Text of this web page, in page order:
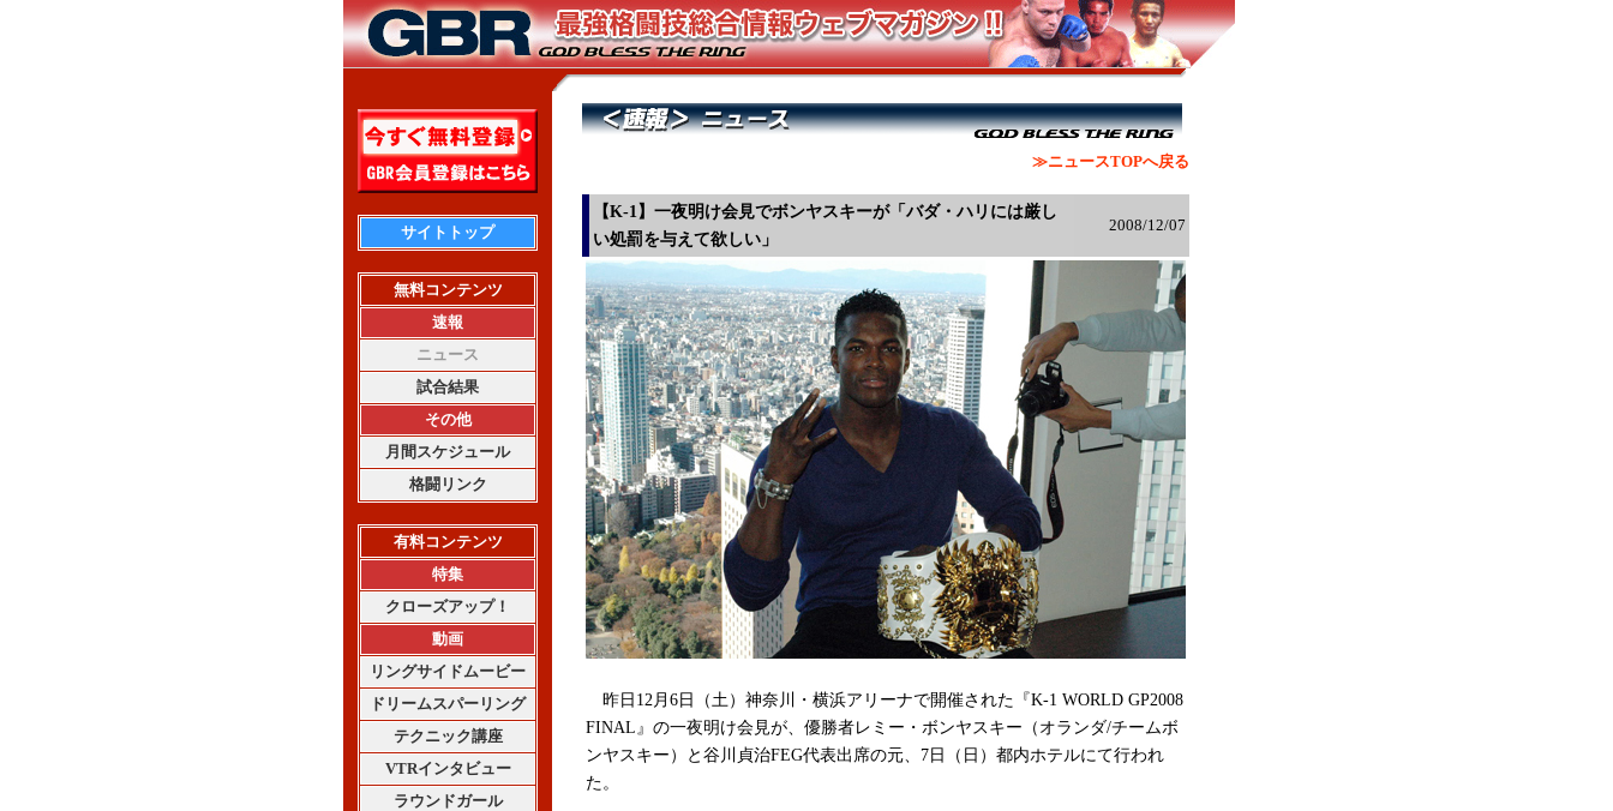
サイトトップ
無料コンテンツ
速報
ニュース
試合結果
その他
月間スケジュール
格闘リンク
有料コンテンツ
特集
クローズアップ！
動画
リングサイドムービー
ドリームスパーリング
テクニック講座
VTRインタビュー
ラウンドガール
≫ニュースTOPへ戻る
【K-1】一夜明け会見でボンヤスキーが「バダ・ハリには厳し
い処罰を与えて欲しい」
2008/12/07
昨日12月6日（土）神奈川・横浜アリーナで開催された『K-1 WORLD GP2008
FINAL』の一夜明け会見が、優勝者レミー・ボンヤスキー（オランダ/チームボ
ンヤスキー）と谷川貞治FEG代表出席の元、7日（日）都内ホテルにて行われ
た。